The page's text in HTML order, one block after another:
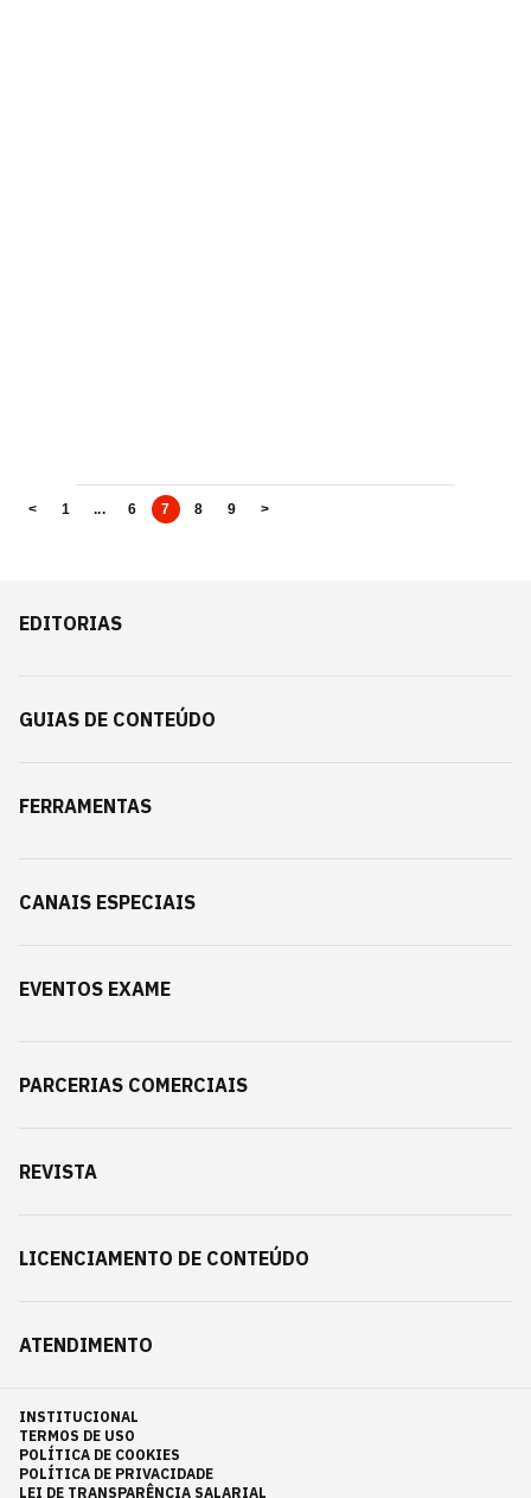
< 1 ... 6 7 8 9 >
EDITORIAS
GUIAS DE CONTEÚDO
FERRAMENTAS
CANAIS ESPECIAIS
EVENTOS EXAME
PARCERIAS COMERCIAIS
REVISTA
LICENCIAMENTO DE CONTEÚDO
ATENDIMENTO
INSTITUCIONAL
TERMOS DE USO
POLÍTICA DE COOKIES
POLÍTICA DE PRIVACIDADE
LEI DE TRANSPARÊNCIA SALARIAL